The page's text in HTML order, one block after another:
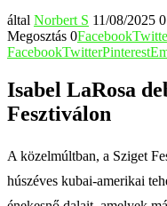
által Norbert S 11/08/2025 0
Megosztás 0Facebook
FacebookTwitterPinterest
Isabel LaRosa
Fesztiválon
A közelmúltban, a Sziget
húszéves kubai-amerikai